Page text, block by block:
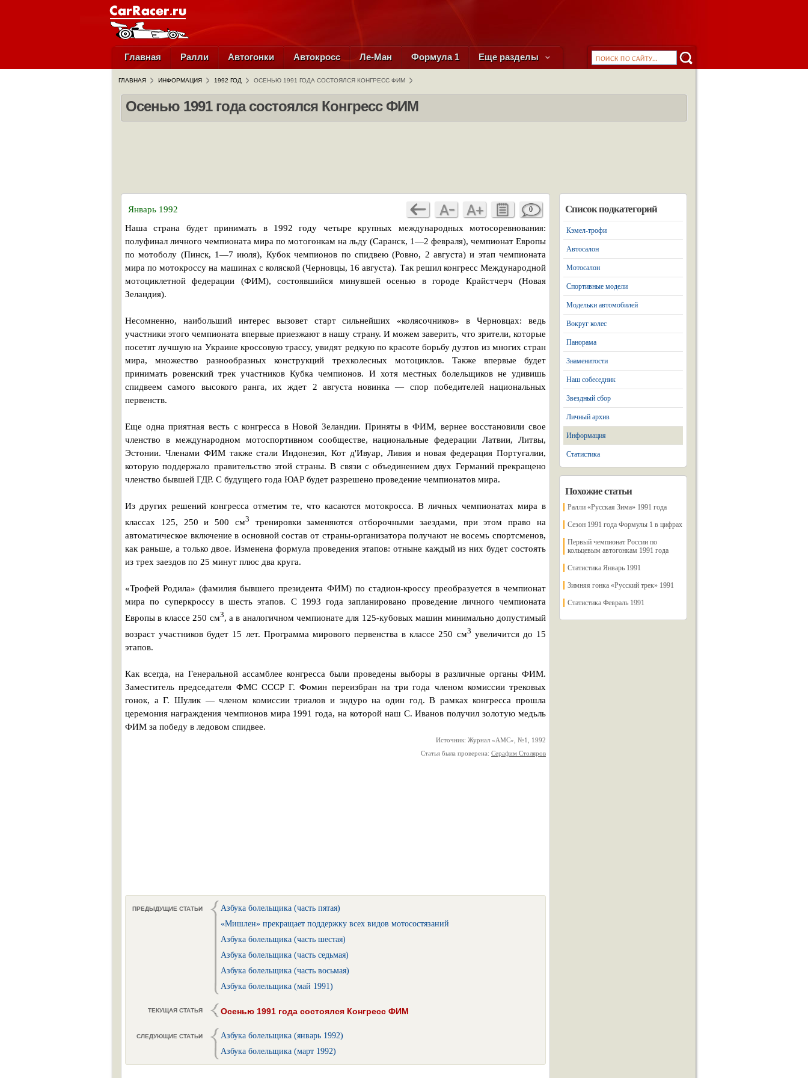
Главная Ралли Автогонки Автокросс Ле-Ман Формула 1 Еще разделы
ГЛАВНАЯ ИНФОРМАЦИЯ 1992 ГОД ОСЕНЬЮ 1991 ГОДА СОСТОЯЛСЯ КОНГРЕСС ФИМ
Осенью 1991 года состоялся Конгресс ФИМ
Январь 1992 0
Наша страна будет принимать в 1992 году четыре крупных международных мотосоревнования:
полуфинал личного чемпионата мира по мотогонкам на льду (Саранск, 1—2 февраля), чемпионат Европы
по мотоболу (Пинск, 1—7 июля), Кубок чемпионов по спидвею (Ровно, 2 августа) и этап чемпионата
мира по мотокроссу на машинах с коляской (Черновцы, 16 августа). Так решил конгресс Международной
мотоциклетной федерации (ФИМ), состоявшийся минувшей осенью в городе Крайстчерч (Новая
Зеландия).
Несомненно, наибольший интерес вызовет старт сильнейших «колясочников» в Черновцах: ведь
участники этого чемпионата впервые приезжают в нашу страну. И можем заверить, что зрители, которые
посетят лучшую на Украине кроссовую трассу, увидят редкую по красоте борьбу дуэтов из многих стран
мира, множество разнообразных конструкций трехколесных мотоциклов. Также впервые будет
принимать ровенский трек участников Кубка чемпионов. И хотя местных болельщиков не удивишь
спидвеем самого высокого ранга, их ждет 2 августа новинка — спор победителей национальных
первенств.
Еще одна приятная весть с конгресса в Новой Зеландии. Приняты в ФИМ, вернее восстановили свое
членство в международном мотоспортивном сообществе, национальные федерации Латвии, Литвы,
Эстонии. Членами ФИМ также стали Индонезия, Кот д'Ивуар, Ливия и новая федерация Португалии,
которую поддержало правительство этой страны. В связи с объединением двух Германий прекращено
членство бывшей ГДР. С будущего года ЮАР будет разрешено проведение чемпионатов мира.
Из других решений конгресса отметим те, что касаются мотокросса. В личных чемпионатах мира в
классах 125, 250 и 500 см3
тренировки заменяются отборочными заездами, при этом право на
автоматическое включение в основной состав от страны-организатора получают не восемь спортсменов,
как раньше, а только двое. Изменена формула проведения этапов: отныне каждый из них будет состоять
из трех заездов по 25 минут плюс два круга.
«Трофей Родила» (фамилия бывшего президента ФИМ) по стадион-кроссу преобразуется в чемпионат
мира по суперкроссу в шесть этапов. С 1993 года запланировано проведение личного чемпионата
Европы в классе 250 см3, а в аналогичном чемпионате для 125-кубовых машин минимально допустимый
возраст участников будет 15 лет. Программа мирового первенства в классе 250 см3 увеличится до 15
этапов.
Как всегда, на Генеральной ассамблее конгресса были проведены выборы в различные органы ФИМ.
Заместитель председателя ФМС СССР Г. Фомин переизбран на три года членом комиссии трековых
гонок, а Г. Шулик — членом комиссии триалов и эндуро на один год. В рамках конгресса прошла
церемония награждения чемпионов мира 1991 года, на которой наш С. Иванов получил золотую медьль
ФИМ за победу в ледовом спидвее.
Источник: Журнал «АМС», №1, 1992
Статья была проверена: Серафим Столяров
ПРЕДЫДУЩИЕ СТАТЬИ
Азбука болельщика (часть пятая)
«Мишлен» прекращает поддержку всех видов мотосостязаний
Азбука болельщика (часть шестая)
Азбука болельщика (часть седьмая)
Азбука болельщика (часть восьмая)
Азбука болельщика (май 1991)
ТЕКУЩАЯ СТАТЬЯ Осенью 1991 года состоялся Конгресс ФИМ
СЛЕДУЮЩИЕ СТАТЬИ
Азбука болельщика (январь 1992)
Азбука болельщика (март 1992)
Список подкатегорий
Кэмел-трофи
Автосалон
Мотосалон
Спортивные модели
Модельки автомобилей
Вокруг колес
Панорама
Знаменитости
Наш собеседник
Звездный сбор
Личный архив
Информация
Статистика
Похожие статьи
Ралли «Русская Зима» 1991 года
Сезон 1991 года Формулы 1 в цифрах
Первый чемпионат России по
кольцевым автогонкам 1991 года
Статистика Январь 1991
Зимняя гонка «Русский трек» 1991
Статистика Февраль 1991